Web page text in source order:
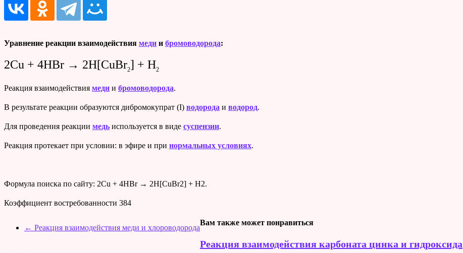
Уравнение реакции взаимодействия меди и бромоводорода:
2Cu + 4HBr → 2H[CuBr2] + H2
Реакция взаимодействия меди и бромоводорода.
В результате реакции образуются дибромокупрат (I) водорода и водород.
Для проведения реакции медь используется в виде суспензии.
Реакция протекает при условии: в эфире и при нормальных условиях.
Формула поиска по сайту: 2Cu + 4HBr → 2H[CuBr2] + H2.
Коэффициент востребованности 384
← Реакция взаимодействия меди и хлороводорода
Вам также может понравиться
Реакция взаимодействия карбоната цинка и гидроксида